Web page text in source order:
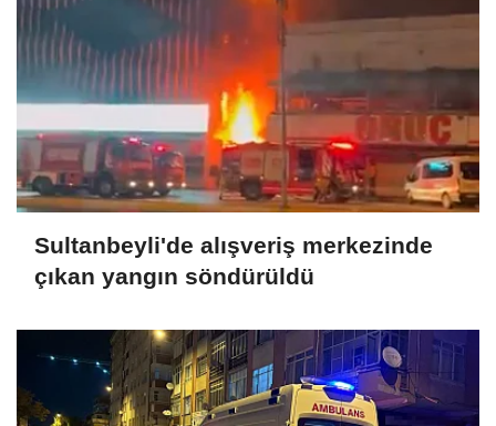
Sultanbeyli'de alışveriş merkezinde
çıkan yangın söndürüldü